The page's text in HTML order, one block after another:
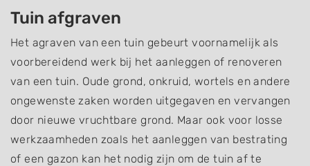
Tuin afgraven
Het agraven van een tuin gebeurt voornamelijk als
voorbereidend werk bij het aanleggen of renoveren
van een tuin. Oude grond, onkruid, wortels en andere
ongewenste zaken worden uitgegaven en vervangen
door nieuwe vruchtbare grond. Maar ook voor losse
werkzaamheden zoals het aanleggen van bestrating
of een gazon kan het nodig zijn om de tuin af te